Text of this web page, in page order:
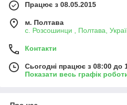
Працює з 08.05.2015
м. Полтава
с. Розсошинци , Полтава,
Контакти
Сьогодні працює з 08:00 до
Показати весь графік